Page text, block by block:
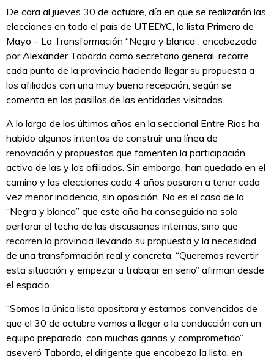
De cara al jueves 30 de octubre, día en que se realizarán las
elecciones en todo el país de UTEDYC, la lista Primero de
Mayo – La Transformación “Negra y blanca”, encabezada
por Alexander Taborda como secretario general, recorre
cada punto de la provincia haciendo llegar su propuesta a
los afiliados con una muy buena recepción, según se
comenta en los pasillos de las entidades visitadas.
A lo largo de los últimos años en la seccional Entre Ríos ha
habido algunos intentos de construir una línea de
renovación y propuestas que fomenten la participación
activa de las y los afiliados. Sin embargo, han quedado en el
camino y las elecciones cada 4 años pasaron a tener cada
vez menor incidencia, sin oposición. No es el caso de la
“Negra y blanca” que este año ha conseguido no solo
perforar el techo de las discusiones internas, sino que
recorren la provincia llevando su propuesta y la necesidad
de una transformación real y concreta. “Queremos revertir
esta situación y empezar a trabajar en serio” afirman desde
el espacio.
“Somos la única lista opositora y estamos convencidos de
que el 30 de octubre vamos a llegar a la conducción con un
equipo preparado, con muchas ganas y comprometido”
aseveró Taborda, el dirigente que encabeza la lista, en